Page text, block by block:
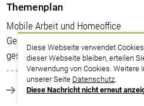
Diese Webseite verwendet
dieser Webseite bleiben, erteilen
Verwendung von Cookies. Weitere
unserer Seite Datenschutz.
Diese Nachricht nicht erneut
Themenplan
Mobile Arbeit und Homeoffice
Gestaltungsmöglichkeiten und
gesetzlichen Interessenvertretung
zurück zur Suche